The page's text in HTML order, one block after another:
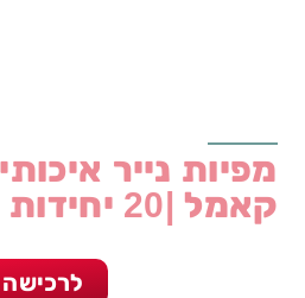
מפיות נייר
קאמל |20 יחידות
לרכישה